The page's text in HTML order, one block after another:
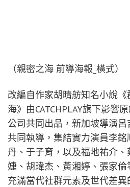
（親密之海 前導海報_橫式）
改編自作家胡晴舫知名小說
海》由CATCHPLAY旗下影響
公司共同出品，新加坡導演
共同執導，集結實力演員李
丹、于子育，以及福地祐介
婕、胡瑋杰、黃湘婷、張家
充滿當代社群元素及世代差